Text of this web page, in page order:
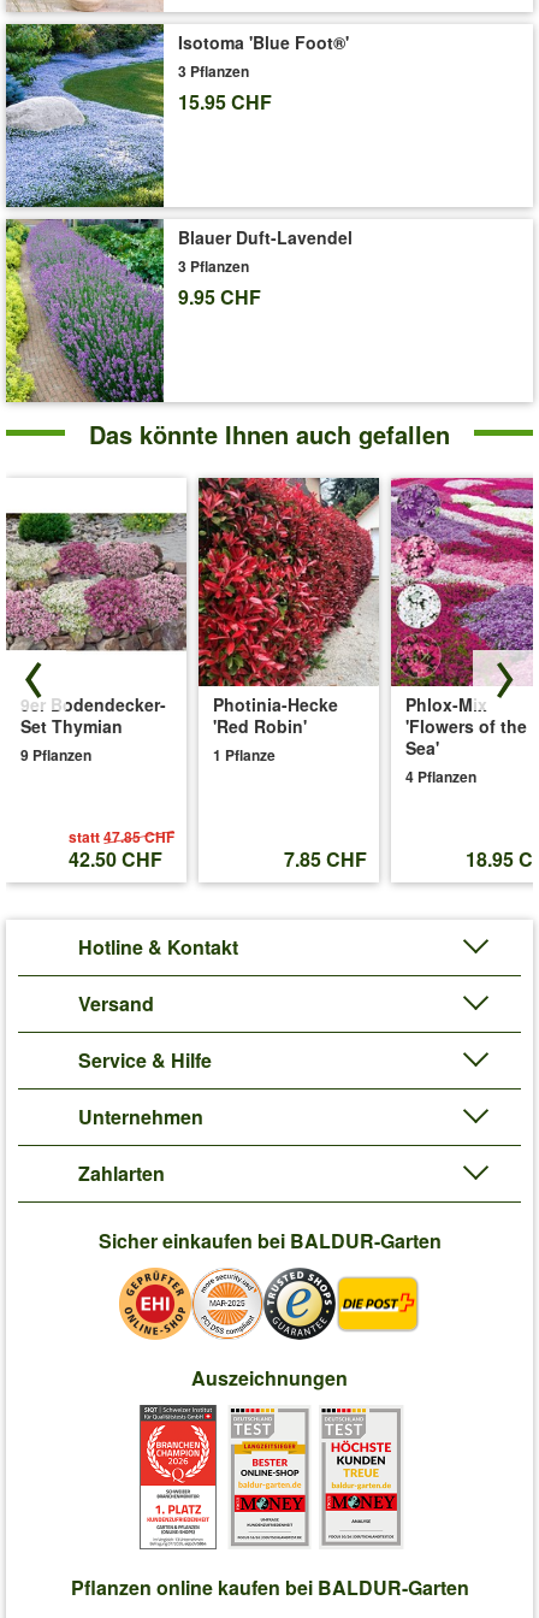
Isotoma 'Blue Foot®'
3 Pflanzen
15.95 CHF
Blauer Duft-Lavendel
3 Pflanzen
9.95 CHF
Das könnte Ihnen auch gefallen
9er Bodendecker-
Set Thymian
9 Pflanzen
statt47.85 CHF
42.50 CHF
Photinia-Hecke
'Red Robin'
1 Pflanze
7.85 CHF
Phlox-Mix
'Flowers of the
Sea'
4 Pflanzen
18.95
Hotline & Kontakt
Versand
Service & Hilfe
Unternehmen
Zahlarten
Sicher einkaufen bei BALDUR-Garten
Auszeichnungen
Pflanzen online kaufen bei BALDUR-Garten